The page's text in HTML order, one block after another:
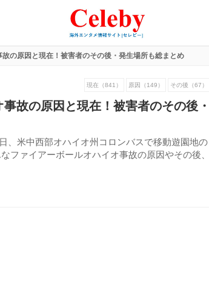
の原因と現在！被害者のその後・発生場所も総まとめ
現在（841） 原因（149） その後（67）
故の原因と現在！被害者のその後・
、米中西部オハイオ州コロンバスで移動遊園地の
ファイアーボールオハイオ事故の原因やその後、